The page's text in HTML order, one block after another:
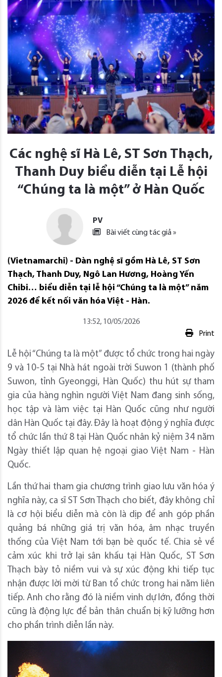
Các nghệ sĩ Hà Lê, ST Sơn Thạch,
Thanh Duy biểu diễn tại Lễ hội
“Chúng ta là một” ở Hàn Quốc
PV
Bài viết cùng tác giả »
(Vietnamarchi) - Dàn nghệ sĩ gồm Hà Lê, ST Sơn
Thạch, Thanh Duy, Ngô Lan Hương, Hoàng Yến
Chibi… biểu diễn tại lễ hội “Chúng ta là một” năm
2026 để kết nối văn hóa Việt - Hàn.
13:52, 10/05/2026
Print
Lễ hội “Chúng ta là một” được tổ chức trong hai ngày
9 và 10-5 tại Nhà hát ngoài trời Suwon 1 (thành phố
Suwon, tỉnh Gyeonggi, Hàn Quốc) thu hút sự tham
gia của hàng nghìn người Việt Nam đang sinh sống,
học tập và làm việc tại Hàn Quốc cũng như người
dân Hàn Quốc tại đây. Đây là hoạt động ý nghĩa được
tổ chức lần thứ 8 tại Hàn Quốc nhân kỷ niệm 34 năm
Ngày thiết lập quan hệ ngoại giao Việt Nam - Hàn
Quốc.
Lần thứ hai tham gia chương trình giao lưu văn hóa ý
nghĩa này, ca sĩ ST Sơn Thạch cho biết, đây không chỉ
là cơ hội biểu diễn mà còn là dịp để anh góp phần
quảng bá những giá trị văn hóa, âm nhạc truyền
thống của Việt Nam tới bạn bè quốc tế. Chia sẻ về
cảm xúc khi trở lại sân khấu tại Hàn Quốc, ST Sơn
Thạch bày tỏ niềm vui và sự xúc động khi tiếp tục
nhận được lời mời từ Ban tổ chức trong hai năm liên
tiếp. Anh cho rằng đó là niềm vinh dự lớn, đồng thời
cũng là động lực để bản thân chuẩn bị kỹ lưỡng hơn
cho phần trình diễn lần này.